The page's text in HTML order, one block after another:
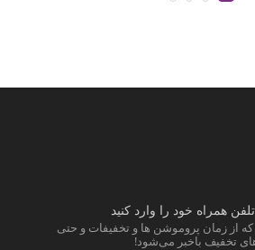
همراه خود را وارد کنید
که از زمان پروموشن ها و تخفیفات و حتی
تخفیف باخبر می‌شود!